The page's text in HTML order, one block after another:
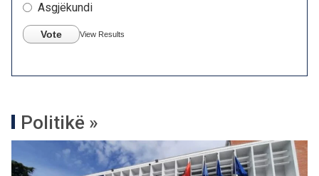
Asgjëkundi
Vote View Results
Politikë »